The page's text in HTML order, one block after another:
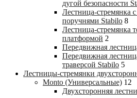
дугой безопасности
Лестница-стремянка
поручнями Stabilo 8
Лестница-стремянка
платформой 2
Передвижная
Передвижная
траверсой Stabilo 5
Лестницы-стремянки
Monto (Универсальные) 12
Двухсторонняя